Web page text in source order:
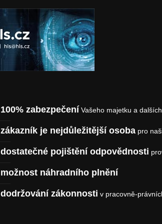
100% zabezpečení Vašeho majetku a
zákazník je nejdůležitější osoba pro
dostatečné pojištění odpovědnosti
možnost náhradního plnění
dodržování zákonnosti v pracovně-